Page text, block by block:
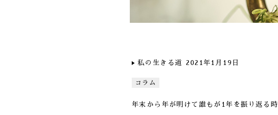
私の生きる道 2021年1月19日
コラム
年末から年が明けて誰もが1年を振り返る時